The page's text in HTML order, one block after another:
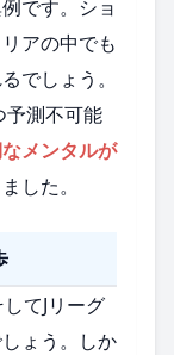
です。ショ
アの中でも
でしょう。
予測不可能
メンタルが
した。
てJリーグ
ょう。しか